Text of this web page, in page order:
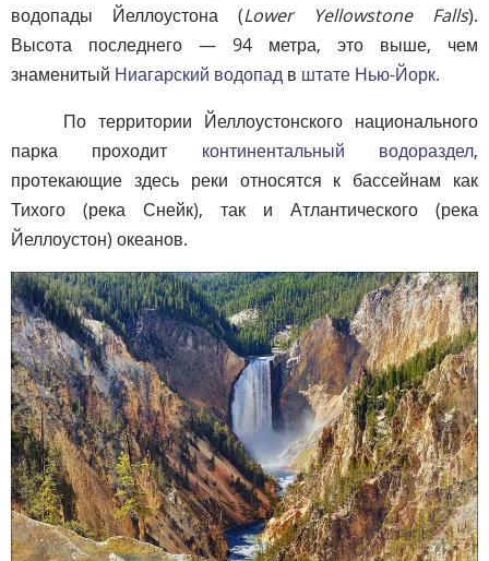
водопады Йеллоустона (Lower Yellowstone Falls).
Высота последнего — 94 метра, это выше, чем
знаменитый Ниагарский водопад в штате Нью-Йорк.
По территории Йеллоустонского национального
парка проходит континентальный водораздел,
протекающие здесь реки относятся к бассейнам как
Тихого (река Снейк), так и Атлантического (река
Йеллоустон) океанов.